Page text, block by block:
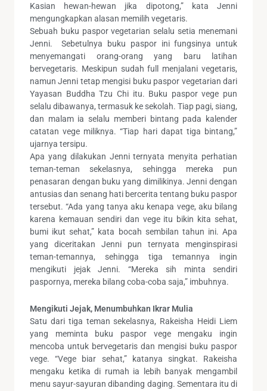
Kasian hewan-hewan jika dipotong,” kata Jenni
mengungkapkan alasan memilih vegetaris.
Sebuah buku paspor vegetarian selalu setia menemani
Jenni. Sebetulnya buku paspor ini fungsinya untuk
menyemangati orang-orang yang baru latihan
bervegetaris. Meskipun sudah full menjalani vegetaris,
namun Jenni tetap mengisi buku paspor vegetarian dari
Yayasan Buddha Tzu Chi itu. Buku paspor vege pun
selalu dibawanya, termasuk ke sekolah. Tiap pagi, siang,
dan malam ia selalu memberi bintang pada kalender
catatan vege miliknya. “Tiap hari dapat tiga bintang,”
ujarnya tersipu.
Apa yang dilakukan Jenni ternyata menyita perhatian
teman-teman sekelasnya, sehingga mereka pun
penasaran dengan buku yang dimilikinya. Jenni dengan
antusias dan senang hati bercerita tentang buku paspor
tersebut. “Ada yang tanya aku kenapa vege, aku bilang
karena kemauan sendiri dan vege itu bikin kita sehat,
bumi ikut sehat,” kata bocah sembilan tahun ini. Apa
yang diceritakan Jenni pun ternyata menginspirasi
teman-temannya, sehingga tiga temannya ingin
mengikuti jejak Jenni. “Mereka sih minta sendiri
paspornya, mereka bilang coba-coba saja,” imbuhnya.
Mengikuti Jejak, Menumbuhkan Ikrar Mulia
Satu dari tiga teman sekelasnya, Rakeisha Heidi Liem
yang meminta buku paspor vege mengaku ingin
mencoba untuk bervegetaris dan mengisi buku paspor
vege. “Vege biar sehat,” katanya singkat. Rakeisha
mengaku ketika di rumah ia lebih banyak mengambil
menu sayur-sayuran dibanding daging. Sementara itu di